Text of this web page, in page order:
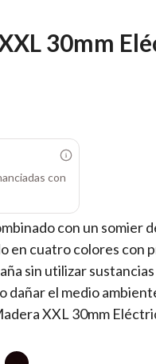
30mm
con
con un somier
en cuatro colores con
sin utilizar
dañar el medio
XXL 30mm